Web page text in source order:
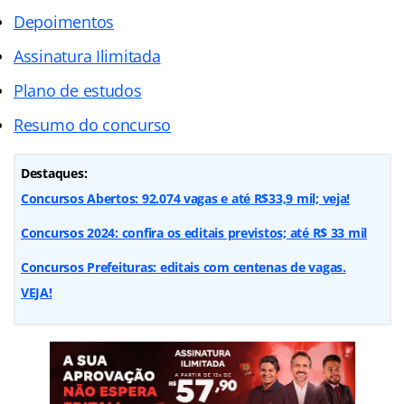
Depoimentos
Assinatura Ilimitada
Plano de estudos
Resumo do concurso
Destaques:
Concursos Abertos: 92.074 vagas e até R$33,9 mil; veja!
Concursos 2024: confira os editais previstos; até R$ 33 mil
Concursos Prefeituras: editais com centenas de vagas.
VEJA!